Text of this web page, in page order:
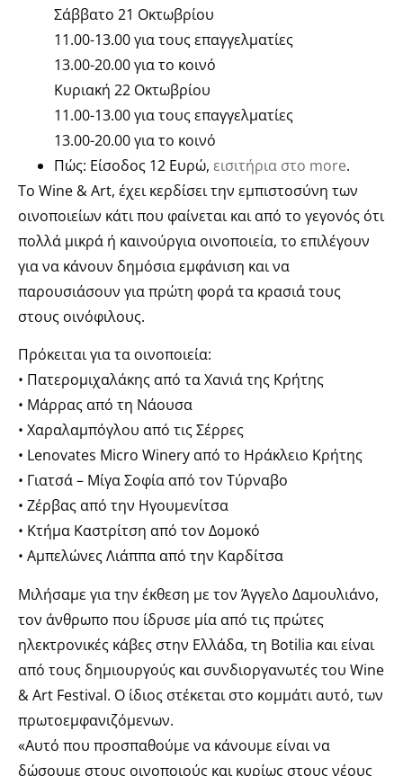
Σάββατο 21 Οκτωβρίου
11.00-13.00 για τους επαγγελματίες
13.00-20.00 για το κοινό
Κυριακή 22 Οκτωβρίου
11.00-13.00 για τους επαγγελματίες
13.00-20.00 για το κοινό
Πώς: Είσοδος 12 Ευρώ, εισιτήρια στο more.
Το Wine & Art, έχει κερδίσει την εμπιστοσύνη των
οινοποιείων κάτι που φαίνεται και από το γεγονός ότι
πολλά μικρά ή καινούργια οινοποιεία, το επιλέγουν
για να κάνουν δημόσια εμφάνιση και να
παρουσιάσουν για πρώτη φορά τα κρασιά τους
στους οινόφιλους.
Πρόκειται για τα οινοποιεία:
• Πατερομιχαλάκης από τα Χανιά της Κρήτης
• Μάρρας από τη Νάουσα
• Χαραλαμπόγλου από τις Σέρρες
• Lenovates Micro Winery από το Ηράκλειο Κρήτης
• Γιατσά – Μίγα Σοφία από τον Τύρναβο
• Ζέρβας από την Ηγουμενίτσα
• Κτήμα Καστρίτση από τον Δομοκό
• Αμπελώνες Λιάππα από την Καρδίτσα
Μιλήσαμε για την έκθεση με τον Άγγελο Δαμουλιάνο,
τον άνθρωπο που ίδρυσε μία από τις πρώτες
ηλεκτρονικές κάβες στην Ελλάδα, τη Botilia και είναι
από τους δημιουργούς και συνδιοργανωτές του Wine
& Art Festival. Ο ίδιος στέκεται στο κομμάτι αυτό, των
πρωτοεμφανιζόμενων.
«Αυτό που προσπαθούμε να κάνουμε είναι να
δώσουμε στους οινοποιούς και κυρίως στους νέους